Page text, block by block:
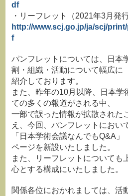
df
・リーフレット（2021年3月発行
http://www.scj.go.jp/ja/scj/
f
パンフレットについては、日本
割・組織・活動について幅広に
紹介しております。
また、昨年の10月以降、日本学
ての多くの報道がされる中、
一部で誤った情報が拡散された
え、今回、パンフレットにおい
「日本学術会議なんでもQ&A」
ページを新設いたしました。
また、リーフレットについても
心とする構成にいたしました。
関係各位におかれましては、活